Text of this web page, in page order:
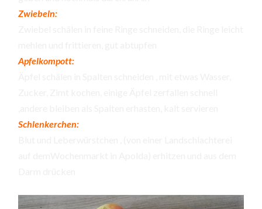
Zwiebeln:
Apfelkompott:
Schlenkerchen: